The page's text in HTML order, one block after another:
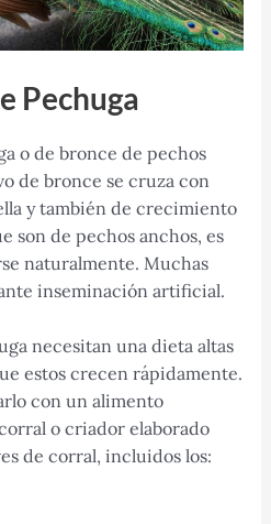
Pechuga
o de bronce de pechos
de bronce se cruza con
y también de crecimiento
son de pechos anchos, es
naturalmente. Muchas
inseminación artificial.
necesitan una dieta altas
estos crecen rápidamente.
con un alimento
o criador elaborado
de corral, incluidos los: